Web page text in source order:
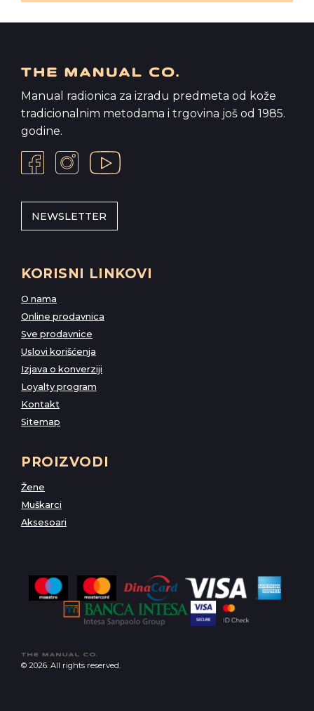
Manual radionica za izradu predmeta od kože
tradicionalnim metodama i trgovina još od 1985.
godine.
NEWSLETTER
KORISNI LINKOVI
O nama
Online prodavnica
Sve prodavnice
Uslovi korišćenja
Izjava o konverziji
Loyalty program
Kontakt
Sitemap
PROIZVODI
Žene
Muškarci
Aksesoari
© 2026. All rights reserved.